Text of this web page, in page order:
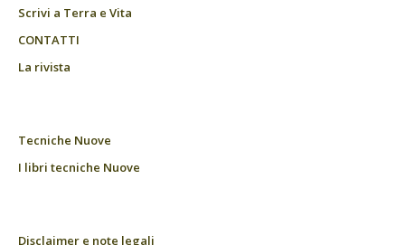
Scrivi a Terra e Vita
CONTATTI
La rivista
Tecniche Nuove
I libri tecniche Nuove
Disclaimer e note legali